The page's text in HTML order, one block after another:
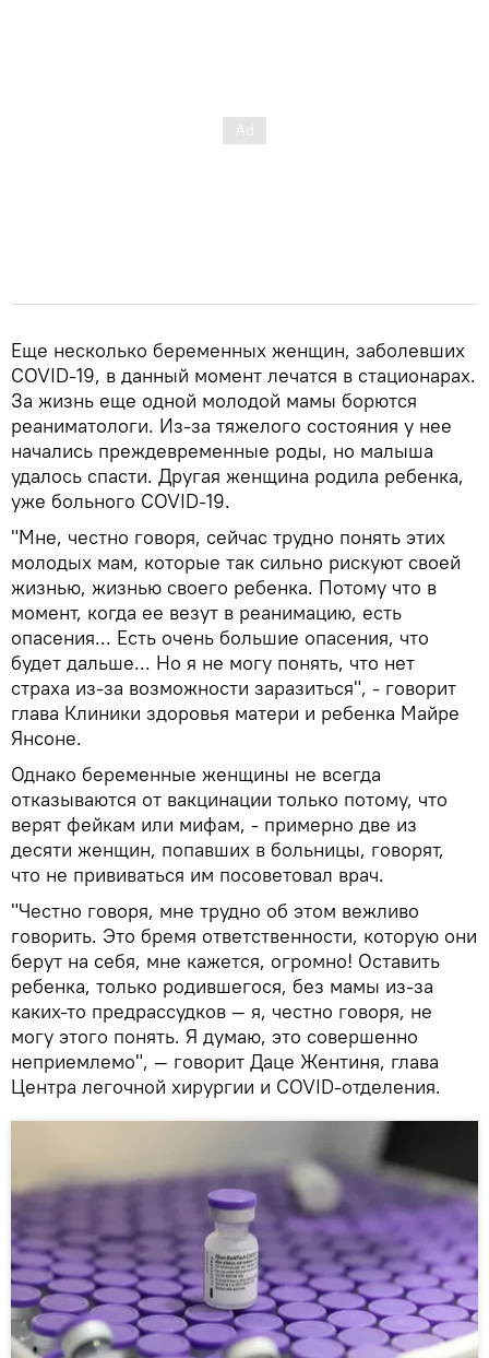
Еще несколько беременных женщин, заболевших
COVID-19, в данный момент лечатся в стационарах.
За жизнь еще одной молодой мамы борются
реаниматологи. Из-за тяжелого состояния у нее
начались преждевременные роды, но малыша
удалось спасти. Другая женщина родила ребенка,
уже больного COVID-19.
"Мне, честно говоря, сейчас трудно понять этих
молодых мам, которые так сильно рискуют своей
жизнью, жизнью своего ребенка. Потому что в
момент, когда ее везут в реанимацию, есть
опасения... Есть очень большие опасения, что
будет дальше... Но я не могу понять, что нет
страха из-за возможности заразиться", - говорит
глава Клиники здоровья матери и ребенка Майре
Янсоне.
Однако беременные женщины не всегда
отказываются от вакцинации только потому, что
верят фейкам или мифам, - примерно две из
десяти женщин, попавших в больницы, говорят,
что не прививаться им посоветовал врач.
"Честно говоря, мне трудно об этом вежливо
говорить. Это бремя ответственности, которую они
берут на себя, мне кажется, огромно! Оставить
ребенка, только родившегося, без мамы из-за
каких-то предрассудков — я, честно говоря, не
могу этого понять. Я думаю, это совершенно
неприемлемо", — говорит Даце Жентиня, глава
Центра легочной хирургии и COVID-отделения.